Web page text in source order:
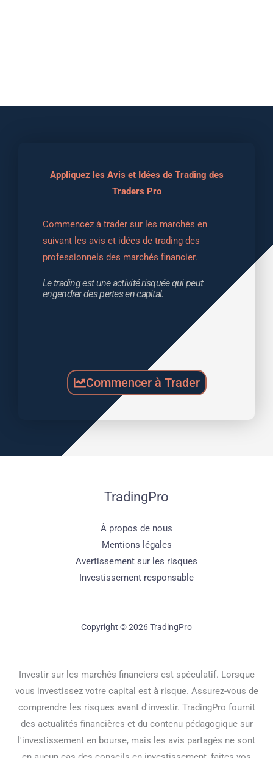
Appliquez les Avis et Idées de Trading des
Traders Pro
Commencez à trader sur les marchés en
suivant les avis et idées de trading des
professionnels des marchés financier.
Le trading est une activité risquée qui peut
engendrer des pertes en capital.
Commencer à Trader
TradingPro
À propos de nous
Mentions légales
Avertissement sur les risques
Investissement responsable
Copyright © 2026 TradingPro
Investir sur les marchés financiers est spéculatif. Lorsque
vous investissez votre capital est à risque. Assurez-vous de
comprendre les risques avant d'investir. TradingPro fournit
des actualités financières et du contenu pédagogique sur
l'investissement en bourse, mais les avis partagés ne sont